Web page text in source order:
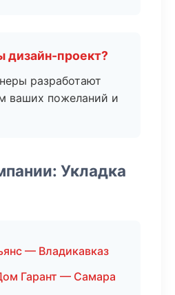
дизайн-проект?
разработают
ваших пожеланий и
Укладка
— Владикавказ
Гарант — Самара